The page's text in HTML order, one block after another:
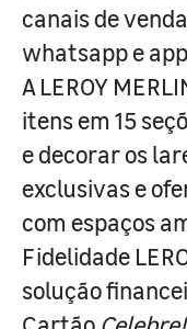
canais de
whatsapp e
A LEROY
itens em 15
e decorar os
exclusivas e
com espaços
Fidelidade
solução